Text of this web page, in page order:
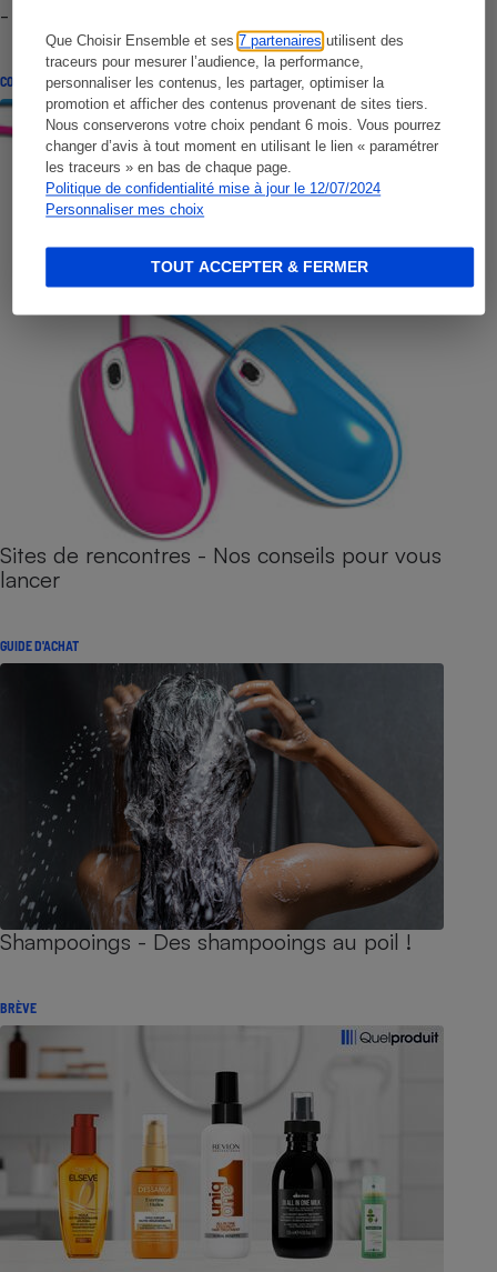
Que Choisir Ensemble et ses7 partenaires utilisent des
traceurs pour mesurer l’audience, la performance,
personnaliser les contenus, les partager, optimiser la
promotion et afficher des contenus provenant de sites tiers.
Nous conserverons votre choix pendant 6 mois. Vous pourrez
changer d’avis à tout moment en utilisant le lien « paramétrer
les traceurs » en bas de chaque page.
Politique de confidentialité mise à jour le 12/07/2024
Personnaliser mes choix
TOUT ACCEPTER & FERMER
- Premières impressions
CONSEILS
Sites de rencontres - Nos conseils pour vous
lancer
GUIDE D'ACHAT
Shampooings - Des shampooings au poil !
BRÈVE